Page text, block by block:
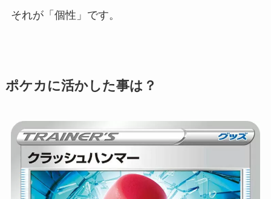
それが「個性」です。
ポケカに活かした事は？